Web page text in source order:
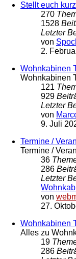
Stellt euch
270
1528
Letzter
von
2.
Wohnkabinen
Wohnkabinen
121
929
Letzter
von
9. Juli
Termine /
Termine /
36
286
Letzter
von
27.
Wohnkabinen
Alles zu
19
286